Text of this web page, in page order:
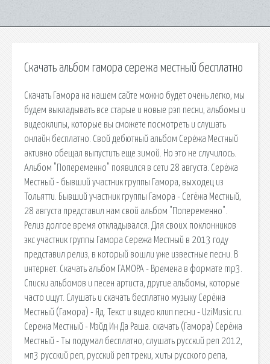
Скачать альбом гамора сережа местный бесплатно
Скачать Гамора на нашем сайте можно будет очень легко, мы
будем выкладывать все старые и новые рэп песни, альбомы и
видеоклипы, которые вы сможете посмотреть и слушать
онлайн бесплатно. Свой дебютный альбом Серёжа Местный
активно обещал выпустить еще зимой. Но это не случилось.
Альбом "Попеременно" появился в сети 28 августа. Серёжа
Местный - бывший участник группы Гамора, выходец из
Тольятти. Бывший участник группы Гамора - Сегёжа Местный,
28 августа представил нам свой альбом "Попеременно".
Релиз долгое время откладывался. Для своих поклонников
экс участник группы Гамора Сережа Местный в 2013 году
представил релиз, в который вошли уже известные песни. В
интернет. Скачать альбом ГАМОРА - Времена в формате mp3.
Списки альбомов и песен артиста, другие альбомы, которые
часто ищут. Слушать и скачать бесплатно музыку Серёжа
Местный (Гамора) - Яд. Текст и видео клип песни - UziMusic.ru.
Сережа Местный - Мэйд Ин Да Раша. скачать (Гамора) Серёжа
Местный - Ты подумал бесплатно, слушать русский реп 2012,
мп3 русский реп, русский реп треки, хиты русского репа,